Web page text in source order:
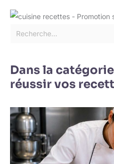
Dans la
réussir vos